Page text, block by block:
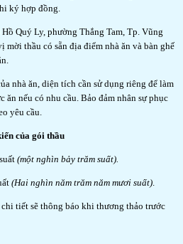
ký hợp đồng.
Quý Ly, phường Thắng Tam, Tp. Vũng
thầu có sẵn địa điểm nhà ăn và bàn ghế
nhà ăn, diện tích cần sử dụng riêng để làm
ăn nếu có nhu cầu. Bảo đảm nhân sự phục
yêu cầu.
của gói thầu
(một nghìn bảy trăm suất).
(Hai nghìn năm trăm năm mươi suất)
tiết sẽ thông báo khi thương thảo trước